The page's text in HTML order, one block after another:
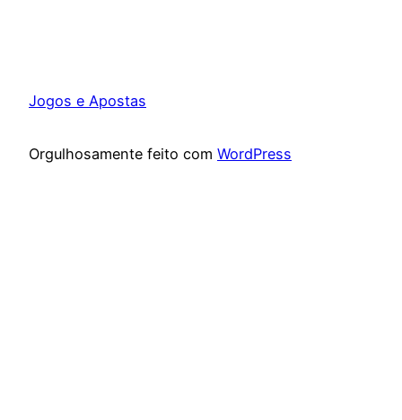
Jogos e Apostas
Orgulhosamente feito com WordPress